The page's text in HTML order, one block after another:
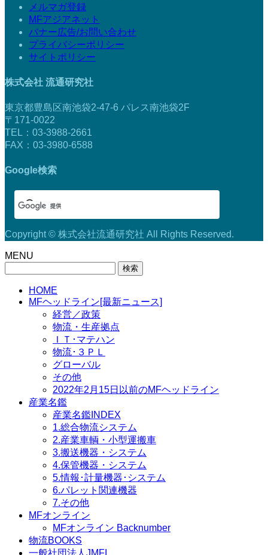
メルマガ登録
MFアジアネット
バナー広告/お問い合わせ
プライバシーポリシー
サイトポリシー
株式会社 流通研究社
東京都豊島区南池袋2-47-6 パレス南池袋2F
〒171-0022
TEL：03-3988-2661
FAX：03-3980-6588
Google検索
Copyright © 株式会社流通研究社 All Rights Reserved.
MENU
HOME
MFヘッドライン[最新ニュース]
経営／政策
物流・生産拠点
ＩＴ･マテハン
物流･３ＰＬ
グローバル
その他
2022年2月15日以前のMFヘッドライン
産業名鑑
産業名鑑INDEX
1.総合物流システム
2.産業車輌・小型運搬車
3.搬送機器・システム
4.保管機器・システム
5.情報･計量機器･システム
6.パレット関連機器
7.その他
MFオンライン
MFオンライン Backnumber
物流BOOKS
一般社団法人JMFI